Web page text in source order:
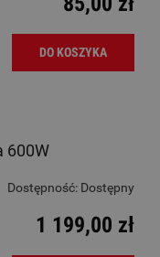
DO KOSZYKA
600W
Dostępność: Dostępny
1 199,00 zł